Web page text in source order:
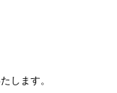
します。